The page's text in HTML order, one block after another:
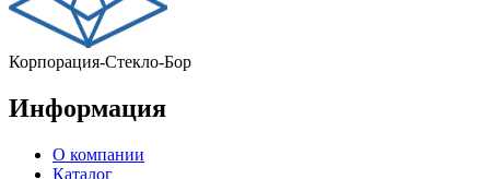
Корпорация-Стекло-Бор
Информация
О компании
Каталог